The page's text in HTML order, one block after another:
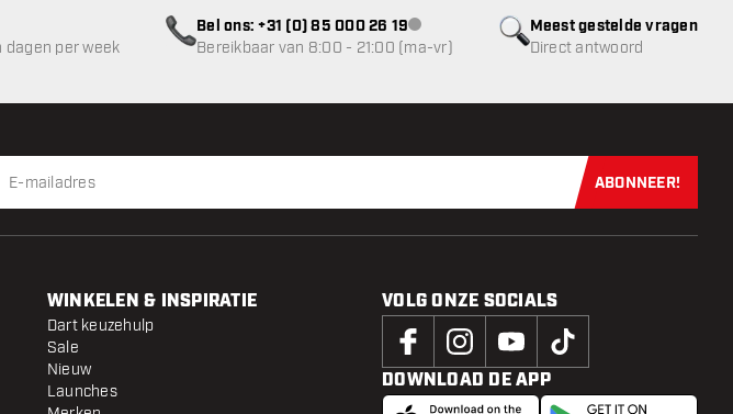
Meest gestelde vragen
Direct antwoord
niet beschikbaar
dagen per week
Bel ons: +31 (0) 85 000 26 19klantenservice niet beschikbaar
Bereikbaar van 8:00 - 21:00 (ma-vr)
Schrijf je
ABONNEER!
WINKELEN & INSPIRATIE
Dart keuzehulp
Sale
Nieuw
Launches
VOLG ONZE SOCIALS
DOWNLOAD DE APP